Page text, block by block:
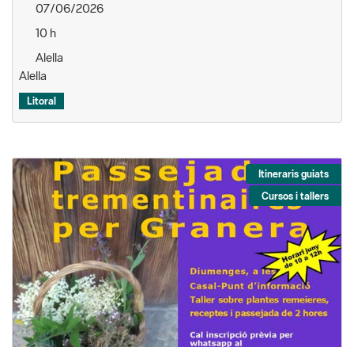
07/06/2026
10 h
Alella
Alella
Litoral
Itineraris guiats
Cursos i tallers